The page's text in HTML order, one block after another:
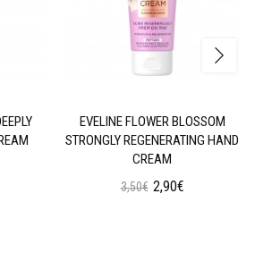
EVELINE FLOWER BLOSSOM
STRONGLY REGENERATING HAND
CREAM
3,50€ 2,90€